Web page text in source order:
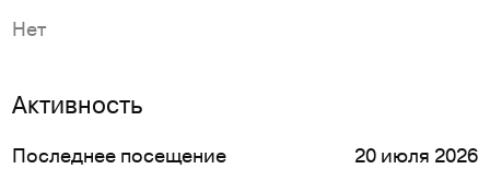
Нет
Активность
Последнее посещение 20 июля 2026